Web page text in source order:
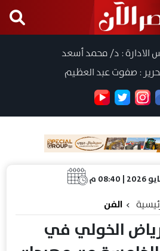
الادارة : د/ محمد أسعد
: صفوت عبد العظيم
الفن
رياض الخولي في